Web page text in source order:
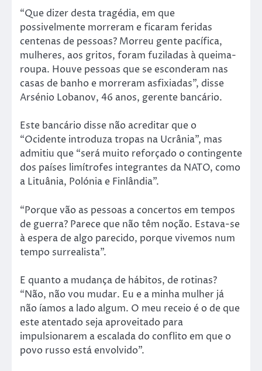
“Que dizer desta tragédia, em que
possivelmente morreram e ficaram feridas
centenas de pessoas? Morreu gente pacífica,
mulheres, aos gritos, foram fuziladas à queima-
roupa. Houve pessoas que se esconderam nas
casas de banho e morreram asfixiadas”, disse
Arsénio Lobanov, 46 anos, gerente bancário.
Este bancário disse não acreditar que o
“Ocidente introduza tropas na Ucrânia”, mas
admitiu que “será muito reforçado o contingente
dos países limítrofes integrantes da NATO, como
a Lituânia, Polónia e Finlândia”.
“Porque vão as pessoas a concertos em tempos
de guerra? Parece que não têm noção. Estava-se
à espera de algo parecido, porque vivemos num
tempo surrealista”.
E quanto a mudança de hábitos, de rotinas?
“Não, não vou mudar. Eu e a minha mulher já
não íamos a lado algum. O meu receio é o de que
este atentado seja aproveitado para
impulsionarem a escalada do conflito em que o
povo russo está envolvido”.